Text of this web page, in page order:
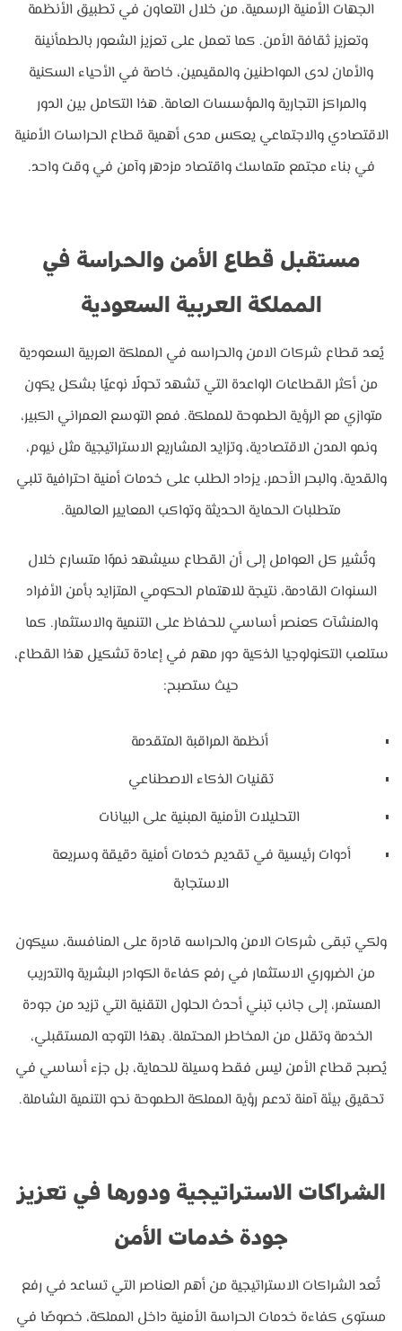
الجهات الأمنية الرسمية، من خلال التعاون في تطبيق الأنظمة
وتعزيز ثقافة الأمن. كما تعمل على تعزيز الشعور بالطمأنينة
والأمان لدى المواطنين والمقيمين، خاصة في الأحياء السكنية
والمراكز التجارية والمؤسسات العامة. هذا التكامل بين الدور
الاقتصادي والاجتماعي يعكس مدى أهمية قطاع الحراسات الأمنية
في بناء مجتمع متماسك واقتصاد مزدهر وآمن في وقت واحد.
مستقبل قطاع الأمن والحراسة في
المملكة العربية السعودية
يُعد قطاع شركات الامن والحراسه في المملكة العربية السعودية
من أكثر القطاعات الواعدة التي تشهد تحولًا نوعيًا بشكل يكون
متوازي مع الرؤية الطموحة للمملكة. فمع التوسع العمراني الكبير،
ونمو المدن الاقتصادية، وتزايد المشاريع الاستراتيجية مثل نيوم،
والقدية، والبحر الأحمر، يزداد الطلب على خدمات أمنية احترافية تلبي
متطلبات الحماية الحديثة وتواكب المعايير العالمية.
وتُشير كل العوامل إلى أن القطاع سيشهد نموًا متسارع خلال
السنوات القادمة، نتيجة للاهتمام الحكومي المتزايد بأمن الأفراد
والمنشآت كعنصر أساسي للحفاظ على التنمية والاستثمار. كما
ستلعب التكنولوجيا الذكية دور مهم في إعادة تشكيل هذا القطاع،
حيث ستصبح:
أنظمة المراقبة المتقدمة
تقنيات الذكاء الاصطناعي
التحليلات الأمنية المبنية على البيانات
أدوات رئيسية في تقديم خدمات أمنية دقيقة وسريعة
الاستجابة
ولكي تبقى شركات الامن والحراسه قادرة على المنافسة، سيكون
من الضروري الاستثمار في رفع كفاءة الكوادر البشرية والتدريب
المستمر، إلى جانب تبني أحدث الحلول التقنية التي تزيد من جودة
الخدمة وتقلل من المخاطر المحتملة. بهذا التوجه المستقبلي،
يُصبح قطاع الأمن ليس فقط وسيلة للحماية، بل جزء أساسي في
تحقيق بيئة آمنة تدعم رؤية المملكة الطموحة نحو التنمية الشاملة.
الشراكات الاستراتيجية ودورها في تعزيز
جودة خدمات الأمن
تُعد الشراكات الاستراتيجية من أهم العناصر التي تساعد في رفع
مستوى كفاءة خدمات الحراسة الأمنية داخل المملكة، خصوصًا في